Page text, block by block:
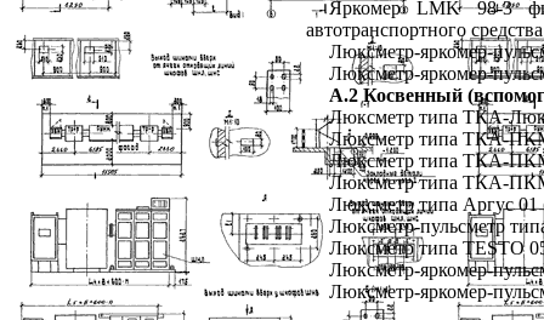
Яркомер LMK 98-3
автотранспортного
Люксметр-яркомер-
Люксметр-яркомер-
А.2 Косвенный
Люксметр типа ТКА-
Люксметр типа ТКА-
Люксметр типа ТКА-
Люксметр типа ТКА-
Люксметр типа Аргус 01
Люксметр-пульсметр
Люксметр типа TESTO
Люксметр-яркомер-
Люксметр-яркомер-